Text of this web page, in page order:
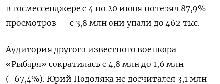
в госмессенджере с 4 по 20 июня потерял 87,9%
просмотров — с 3,8 млн они упали до 462 тыс.
Аудитория другого известного военкора
«Рыбаря» сократилась с 4,8 млн до 1,6 млн
(-67,4%). Юрий Подоляка не досчитался 3,1 млн